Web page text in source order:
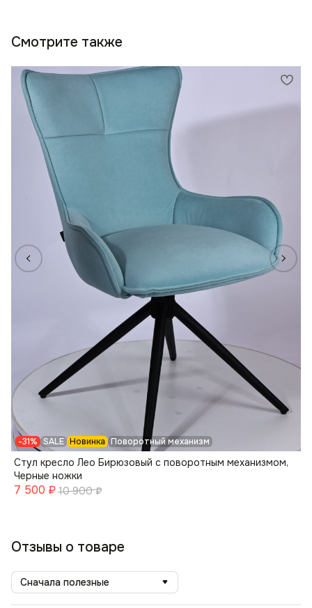
Смотрите также
-31% SALE Новинка Поворотный механизм
Стул кресло Лео Бирюзовый с поворотным механизмом,
Черные ножки
7 500 ₽ 10 900 ₽
Отзывы о товаре
Сначала полезные